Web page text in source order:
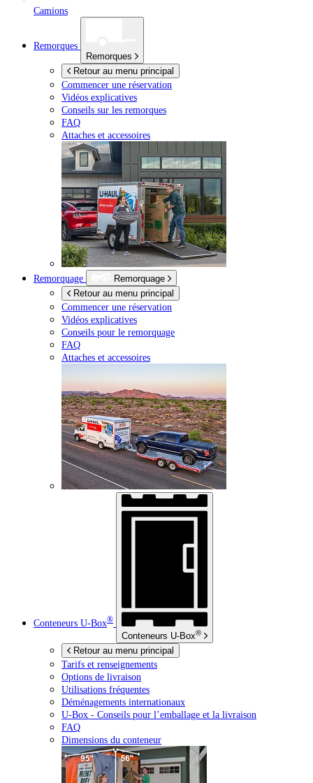
Camions
Remorques
Remorques
Retour au menu principal
Commencer une réservation
Vidéos explicatives
Conseils sur les remorques
FAQ
Attaches et accessoires
Remorquage
Remorquage
Retour au menu principal
Commencer une réservation
Vidéos explicatives
Conseils pour le remorquage
FAQ
Attaches et accessoires
Conteneurs U-Box®
Conteneurs U-Box®
Retour au menu principal
Tarifs et renseignements
Options de livraison
Utilisations fréquentes
Déménagements internationaux
U-Box - Conseils pour l’emballage et la livraison
FAQ
Dimensions du conteneur